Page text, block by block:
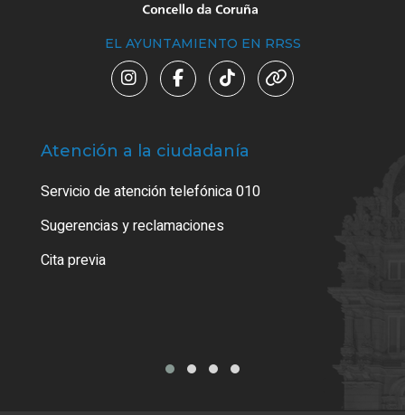
EL AYUNTAMIENTO EN RRSS
Atención a la ciudadanía
Servicio de atención telefónica 010
Sugerencias y reclamaciones
Cita previa